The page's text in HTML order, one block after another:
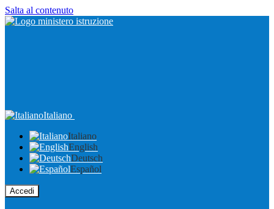
Salta al contenuto
Italiano
Italiano
English
Deutsch
Español
Accedi